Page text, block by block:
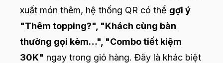
xuất món thêm, hệ thống QR có thể gợi ý
"Thêm topping?", "Khách cùng bàn
thường gọi kèm…", "Combo tiết kiệm
30K" ngay trong giỏ hàng. Đây là khác biệt